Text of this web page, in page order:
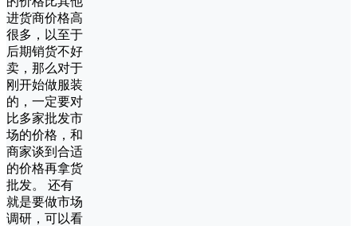
进货商价格高
很多，以至于
后期销货不好
卖，那么对于
刚开始做服装
的，一定要对
比多家批发市
场的价格，和
商家谈到合适
的价格再拿货
批发。 还有
就是要做市场
调研，可以看